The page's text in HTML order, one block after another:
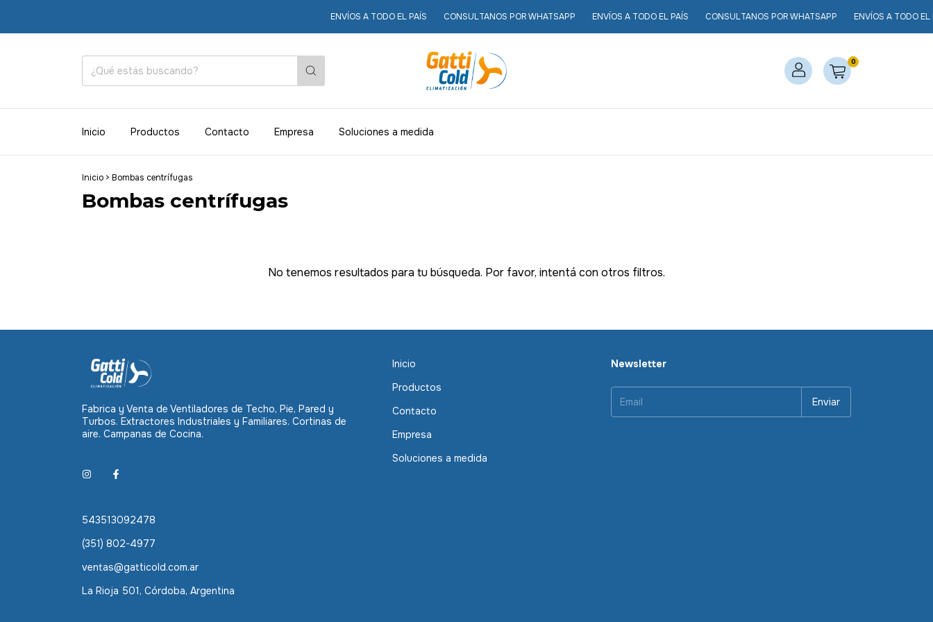
ENVÍOS A TODO EL PAÍS CONSULTANOS POR WHATSAPP ENVÍOS A TODO EL PAÍS CONSULTANOS POR WHATSAPP ENVÍOS A TODO EL
0
Inicio Productos Contacto Empresa Soluciones a medida
Inicio > Bombas centrífugas
Bombas centrífugas
No tenemos resultados para tu búsqueda. Por favor, intentá con otros filtros.
Fabrica y Venta de Ventiladores de Techo, Pie, Pared y
Turbos. Extractores Industriales y Familiares. Cortinas de
aire. Campanas de Cocina.
543513092478
(351) 802-4977
ventas@gatticold.com.ar
La Rioja 501, Córdoba, Argentina
Inicio
Productos
Contacto
Empresa
Soluciones a medida
Newsletter